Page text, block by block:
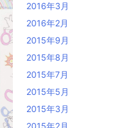
2016年3月
2016年2月
2015年9月
2015年8月
2015年7月
2015年5月
2015年3月